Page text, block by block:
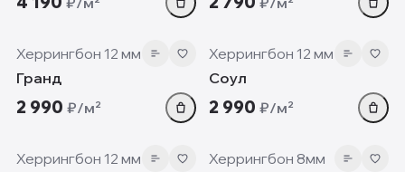
12 мм
Херрингбон 12 мм
Гранд
2 990 ₽/м²
12 мм
Херрингбон 12 мм
Соул
2 990 ₽/м²
12 мм
Херрингбон 12 мм
8 мм
Херрингбон 8мм